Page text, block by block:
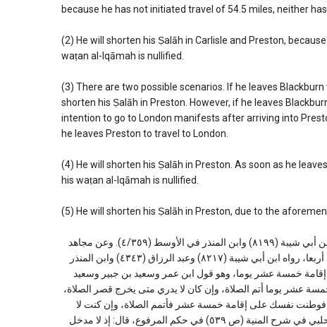
because he has not initiated travel of 54.5 miles, neither
(2) He will shorten his Ṣalāh in Carlisle and Preston,
waṭan al-Iqāmah is nullified.
(3) There are two possible scenarios. If he leaves
shorten his Ṣalāh in Preston. However, if he leaves
intention to go to London manifests after arriving into
he leaves Preston to travel to London.
(4) He will shorten his Ṣalāh in Preston. As soon as he
his waṭan al-Iqāmah is nullified.
(5) He will shorten his Ṣalāh in Preston, due to the
عن ابن عباس قال: إن أقمت في بلد خمسة أشهر فاقصر الصلاة، رواه ابن أبي شيبة (٨١٩٩) وابن المنذر في الأوسط (٤/٣٥٩). وعن مجاهد
قال: كان ابن عمر إذا أجمع على إقامة خمس عشرة، سرح ظهره وصلى أربعا، رواه ابن أبي شيبة (٨٢١٧) وعبد الرزاق (٤٣٤٣) وابن المنذر
حتى يجمع على إقامة خمسة عشر يوما، وهو قول ابن عمر وسعيد بن جبير وسعيد
إن كان يريد أن يقيم فيه خمسة عشر يوما أتم الصلاة، وإن كان لا يدري متى يخرج قصر الصلاة،
قال: إذا كنت مسافرا فوطنت نفسك على إقامة خمسة عشر فأتمم الصلاة، وإن كنت لا
تدري فاقصر. قال محمد: وبه نأخذ، وهو قول أبي حنيفة، انتهى. وجعله الحلبي في شرح المنية (ص ٥٣٩) في حكم المرفوع، قال: إذ لا مدخل